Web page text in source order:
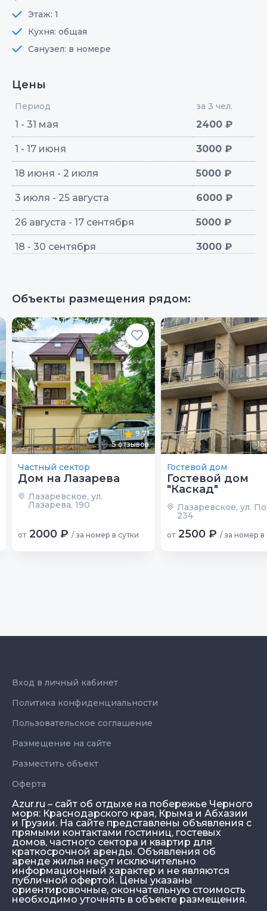
Этаж: 1
Кухня: общая
Санузел: в номере
Цены
Период за 3 чел.
1 - 31 мая 2400 ₽
1 - 17 июня 3000 ₽
18 июня - 2 июля 5000 ₽
3 июля - 25 августа 6000 ₽
26 августа - 17 сентября 5000 ₽
18 - 30 сентября 3000 ₽
Объекты размещения рядом:
9.71
5отзывов
Частный сектор
Дом на Лазарева
Лазаревское, ул.
Лазарева, 190
от 2000 ₽ / за номер в сутки
10
Гостевой дом
Гостевой дом
"Каскад"
Лазаревское, ул.
234
от 2500 ₽ / за номер в
Azur.ru – сайт об отдыхе на побережье Черного
моря: Краснодарского края, Крыма и Абхазии
и Грузии. На сайте представлены объявления с
прямыми контактами гостиниц, гостевых
домов, частного сектора и квартир для
краткосрочной аренды. Объявления об
аренде жилья несут исключительно
информационный характер и не являются
публичной офертой. Цены указаны
ориентировочные, окончательную стоимость
необходимо уточнять в объекте размещения.
Вход в личный кабинет
Политика конфиденциальности
Пользовательское соглашение
Размещение на сайте
Разместить объект
Оферта